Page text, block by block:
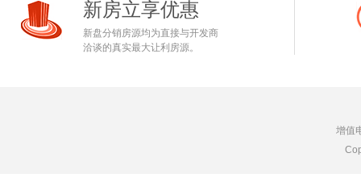
新房立享优惠
新盘分销房源均为直接与开发商
洽谈的真实最大让利房源。
增值